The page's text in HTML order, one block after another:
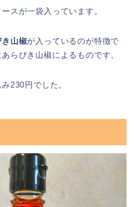
スが一袋入っています。
き山椒が入っているのが特徴で
らびき山椒によるものです。
230円でした。